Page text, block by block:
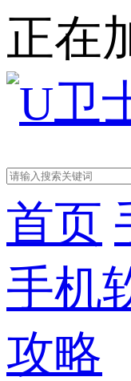
正在
首页
手机
攻略